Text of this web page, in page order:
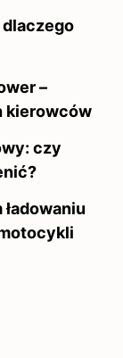
dlaczego
–
kierowców
czy